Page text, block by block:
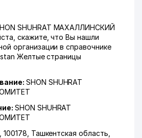
SHUHRAT МАХАЛЛИНСКИЙ
скажите, что Вы нашли
организации в справочнике
Желтые страницы
SHON SHUHRAT
SHON SHUHRAT
Ташкентская область